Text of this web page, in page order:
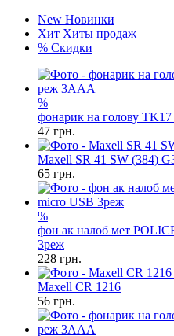
New Новинки
Хит Хиты продаж
% Скидки
%
фонарик на голову
47 грн.
Maxell SR 41 SW (384)
65 грн.
%
фон ак налоб мет
3реж
228 грн.
Maxell CR 1216
56 грн.